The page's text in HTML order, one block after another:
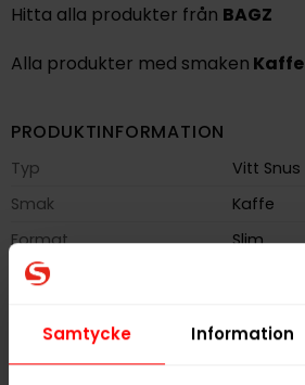
Samtycke Information
Hitta alla produkter från BAGZ
Alla produkter med smaken Kaffe
PRODUKTINFORMATION
Typ
Vitt Snus
Smak
Kaffe
Format
Slim
Styrka
Nikotin per portion
5,0 mg